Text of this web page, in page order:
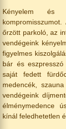
Kényelem és
őrzött parkoló, az
vendégeink
figyelmes
bár és eszpresszó
saját fedett
medencék,
vendégeink
élménymedence
kínál feledhetetlen